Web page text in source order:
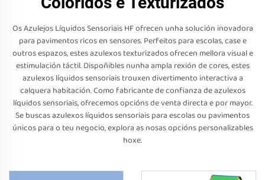
Os Azulejos Líquidos Sensoriais HF ofrecen unha solución inovadora
para pavimentos ricos en sensores. Perfeitos para escolas, case e
outros espazos, estes azulexos texturizados ofrecen mellora visual e
estimulación táctil. Dispoñibles nunha ampla rexión de cores, estes
azulexos líquidos sensoriais trouxen divertimento interactiva a
calquera habitación. Como fabricante de confianza de azulexos
líquidos sensoriais, ofrecemos opcións de venta directa e por mayor.
Se buscas azulexos líquidos sensoriais para escolas ou pavimentos
únicos para o teu negocio, explora as nosas opcións personalizables
hoxe.